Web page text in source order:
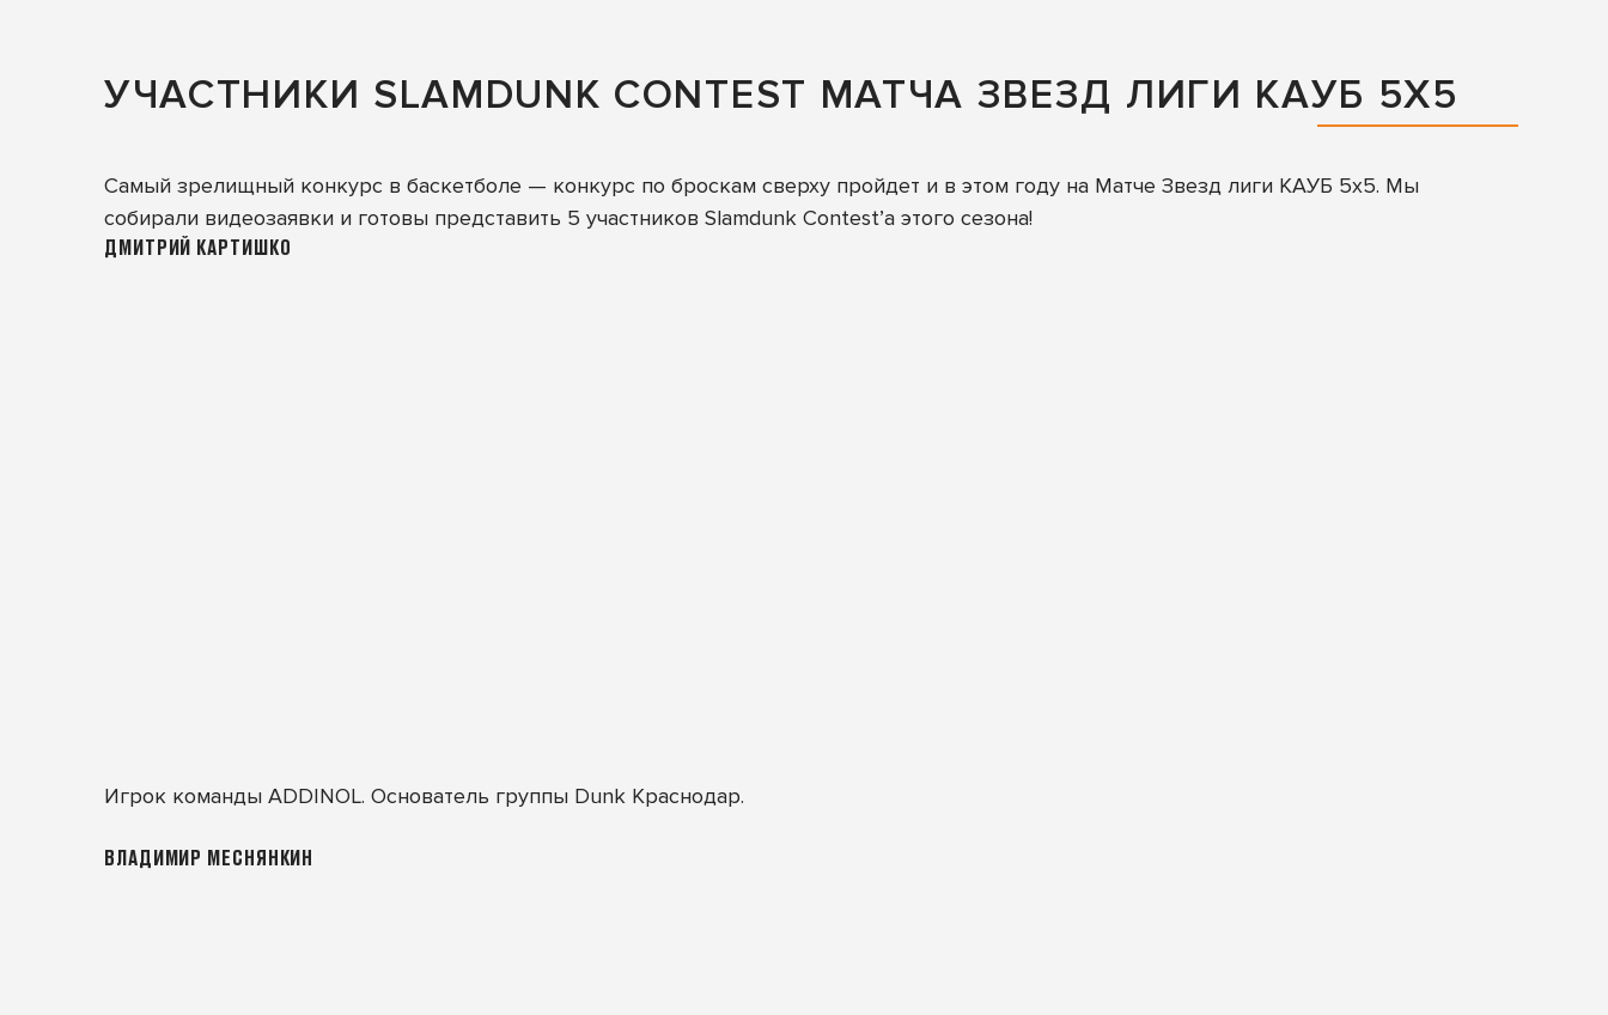
УЧАСТНИКИ SLAMDUNK CONTEST МАТЧА ЗВЕЗД ЛИГИ КАУБ 5Х5
Самый зрелищный конкурс в баскетболе — конкурс по броскам сверху пройдет и в этом году на Матче Звезд лиги КАУБ 5х5. Мы
собирали видеозаявки и готовы представить 5 участников Slamdunk Contest’а этого сезона!
ДМИТРИЙ КАРТИШКО
Игрок команды ADDINOL. Основатель группы Dunk Краснодар.
ВЛАДИМИР МЕСНЯНКИН